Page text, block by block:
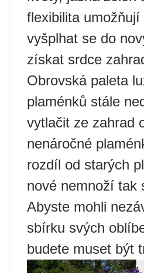
flexibilita umožňují
vyšplhat se do
získat srdce
Obrovská paleta
plaménků stále
vytlačit ze zahrad
nenáročné
rozdíl od starých
nové nemnoží tak
Abyste mohli
sbírku svých
budete muset být